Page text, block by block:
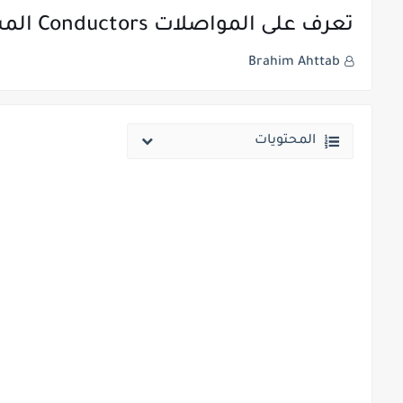
تعرف على المواصلات Conductors المستخدمة في خطوط النقل الهوائي وأنواعها
Brahim Ahttab
المحتويات